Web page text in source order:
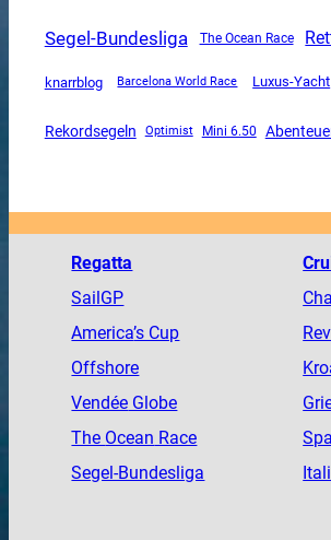
Segel-Bundesliga The Ocean Race
knarrblog Barcelona World Race Luxus-Yacht
Rekordsegeln Optimist Mini 6.50
Regatta
SailGP
America’s Cup
Offshore
Vendée Globe
The Ocean Race
Segel-Bundesliga